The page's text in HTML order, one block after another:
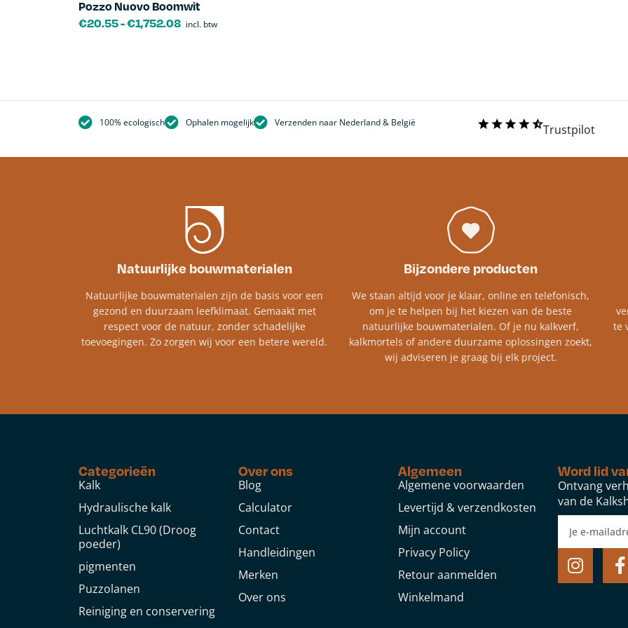
Pozzo Nuovo Boomwit
€20.55-€1,752.08 incl. btw
100% ecologisch Ophalen mogelijk Verzenden naar Nederland & België Trustpilot
Natuurlijke bouwmaterialen
Natuurlijke bouwmaterialen zijn de basis voor een
gezond en duurzaam leefklimaat. Gemaakt met
respect voor de natuur, zonder schadelijke
toevoegingen. Zo zorgen wij voor een betere wereld.
Bijzondere producten
We staan altijd voor je klaar, online en telefonisch,
om je te helpen bij het kiezen van de beste
natuurlijke bouwmaterialen. Of je nu kalkverf,
kalkmortels of andere duurzame oplossingen zoekt,
wij adviseren je graag bij elk project.​
te
Categorieën
Kalk
Hydraulische kalk
Luchtkalk CL90 (Droog
poeder)
pigmenten
Puzzolanen
Reiniging en conservering
Over ons
Blog
Calculator
Contact
Handleidingen
Merken
Over ons
Algemeen
Algemene voorwaarden
Levertijd & verzendkosten
Mijn account
Privacy Policy
Retour aanmelden
Winkelmand
Word lid
Ontvang
van de